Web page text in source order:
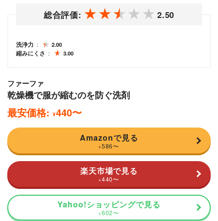
総合評価: 2.50
洗浄力
2.00
縮みにくさ
3.00
ファーファ
乾燥機で服が縮むのを防ぐ洗剤
最安価格: ¥440〜
Amazonで見る
¥ 586〜
楽天市場で見る
¥ 440〜
Yahoo!ショッピングで見る
¥ 602〜